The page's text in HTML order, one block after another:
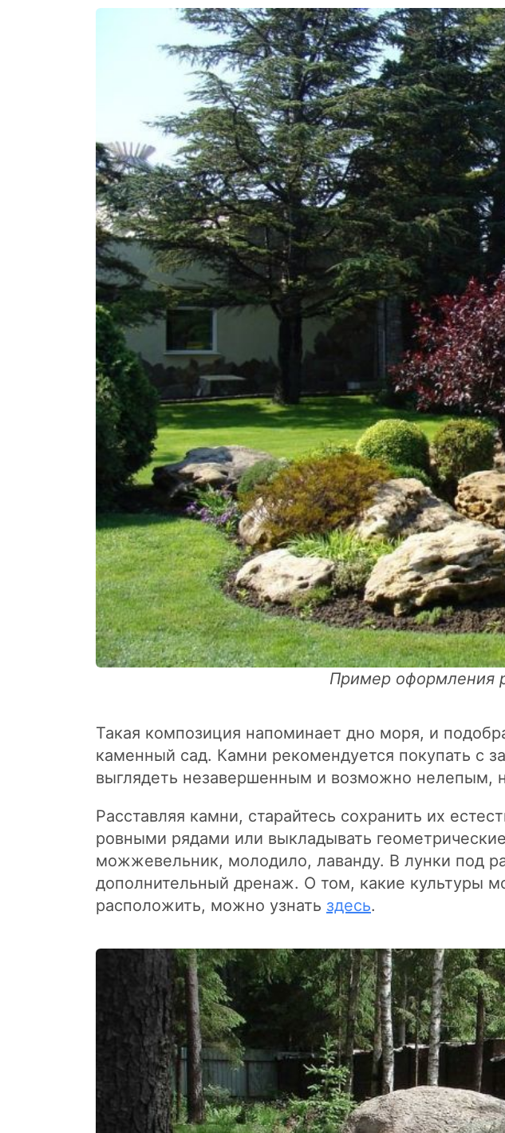
Пример оформления
Такая композиция напоминает дно моря, и
каменный сад. Камни рекомендуется покупать с
выглядеть незавершенным и возможно нелепым,
Расставляя камни, старайтесь сохранить их
ровными рядами или выкладывать
можжевельник, молодило, лаванду. В лунки под
дополнительный дренаж. О том, какие культуры
расположить, можно узнать здесь.